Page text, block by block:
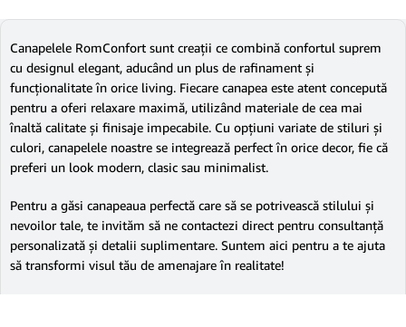
Canapelele RomConfort sunt creații ce combină confortul suprem
cu designul elegant, aducând un plus de rafinament și
funcționalitate în orice living. Fiecare canapea este atent concepută
pentru a oferi relaxare maximă, utilizând materiale de cea mai
înaltă calitate și finisaje impecabile. Cu opțiuni variate de stiluri și
culori, canapelele noastre se integrează perfect în orice decor, fie că
preferi un look modern, clasic sau minimalist.
Pentru a găsi canapeaua perfectă care să se potrivească stilului și
nevoilor tale, te invităm să ne contactezi direct pentru consultanță
personalizată și detalii suplimentare. Suntem aici pentru a te ajuta
să transformi visul tău de amenajare în realitate!